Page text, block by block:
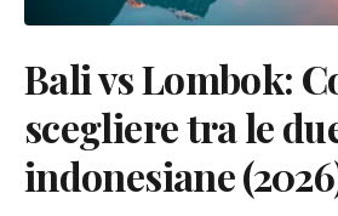
Bali vs Lombok:
scegliere tra le
indonesiane